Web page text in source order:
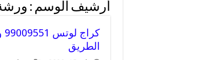
أرشيف الوسم :
الطريق